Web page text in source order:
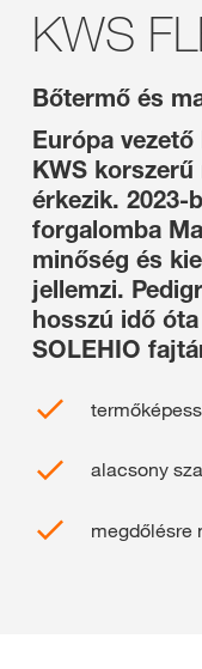
KWS
Bőtermő és
Európa
KWS
érkezik. 2023-
forgalomba
minőség és
jellemzi.
hosszú idő
SOLEHIO
alacsony
megdőlésre